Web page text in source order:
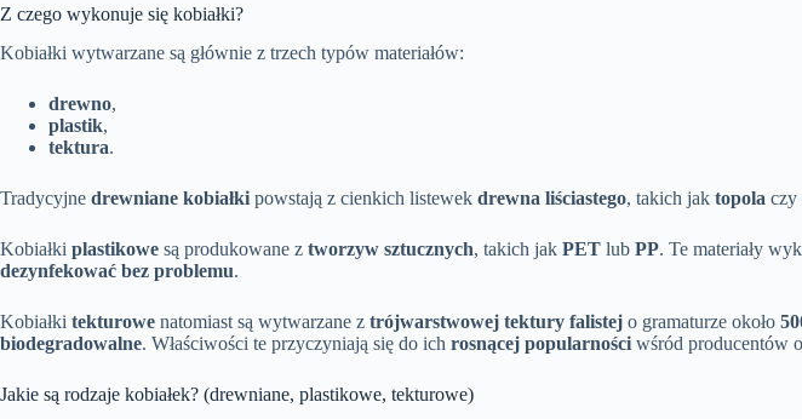
Z czego wykonuje się kobiałki?
Kobiałki wytwarzane są głównie z trzech typów materiałów:
drewno,
plastik,
tektura.
Tradycyjne drewniane kobiałki powstają z cienkich listewek drewna liściastego, takich jak topola czy
Kobiałki plastikowe są produkowane z tworzyw sztucznych, takich jak PET lub PP. Te materiały
dezynfekować bez problemu.
Kobiałki tekturowe natomiast są wytwarzane z trójwarstwowej tektury falistej o gramaturze około
biodegradowalne. Właściwości te przyczyniają się do ich rosnącej popularności wśród producentów
Jakie są rodzaje kobiałek? (drewniane, plastikowe, tekturowe)